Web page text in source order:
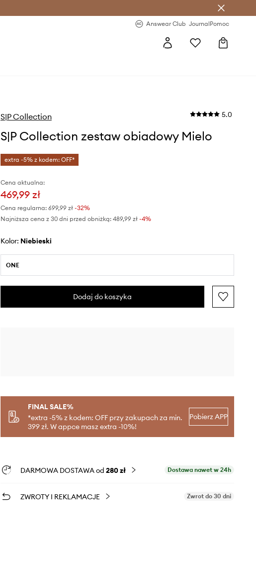
Answear Club JournalPomoc
S|P Collection 5.0
S|P Collection zestaw obiadowy Mielo
extra -5% z kodem: OFF*
Cena aktualna:
469,99 zł
Cena regularna: 699,99 zł-32%
Najniższa cena z 30 dni przed obniżką: 489,99 zł -4%
Kolor: niebieski
ONE
Dodaj do koszyka
FINAL SALE%
*extra -5% z kodem: OFF przy zakupach za min.
399 zł. W appce masz extra -10%!
Pobierz APP
DARMOWA DOSTAWA od 280 zł Dostawa nawet w 24h
ZWROTY I REKLAMACJE Zwrot do 30 dni